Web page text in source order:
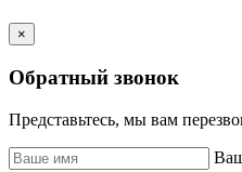
×
Обратный звонок
Представьтесь, мы вам